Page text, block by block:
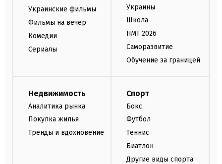
Украинские фильмы
Фильмы на вечер
Комедии
Сериалы
Украины
Школа
НМТ 2026
Саморазвитие
Обучение за границей
Недвижимость
Аналитика рынка
Покупка жилья
Тренды и вдохновение
Спорт
Бокс
Футбол
Теннис
Биатлон
Другие виды спорта